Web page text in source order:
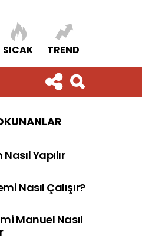
SICAK TREND
Yapılır
Nasıl Çalışır?
Manuel Nasıl